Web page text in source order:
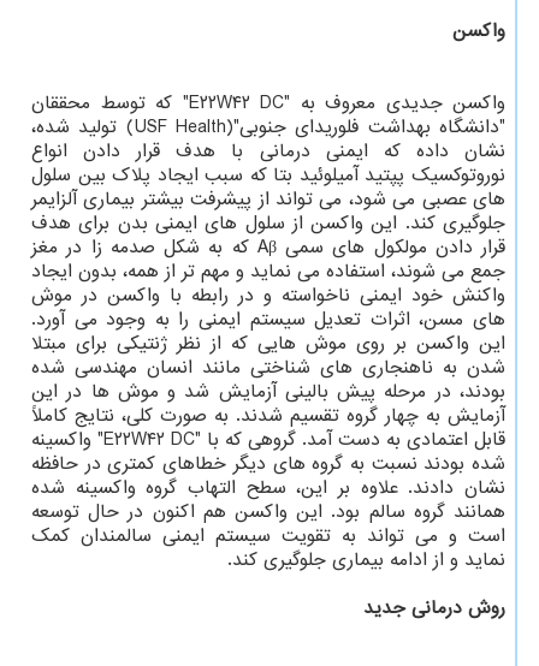
واکسن
واکسن جدیدی معروف به "E۲۲W۴۲ DC" که توسط محققان
"دانشگاه بهداشت فلوریدای جنوبی"(USF Health) تولید شده،
نشان داده که ایمنی درمانی با هدف قرار دادن انواع
نوروتوکسیک پپتید آمیلوئید بتا که سبب ایجاد پلاک بین سلول
های عصبی می شود، می تواند از پیشرفت بیشتر بیماری آلزایمر
جلوگیری کند. این واکسن از سلول های ایمنی بدن برای هدف
قرار دادن مولکول های سمی Aβ که به شکل صدمه زا در مغز
جمع می شوند، استفاده می نماید و مهم تر از همه، بدون ایجاد
واکنش خود ایمنی ناخواسته و در رابطه با واکسن در موش
های مسن، اثرات تعدیل سیستم ایمنی را به وجود می آورد.
این واکسن بر روی موش هایی که از نظر ژنتیکی برای مبتلا
شدن به ناهنجاری های شناختی مانند انسان مهندسی شده
بودند، در مرحله پیش بالینی آزمایش شد و موش ها در این
آزمایش به چهار گروه تقسیم شدند. به صورت کلی، نتایج کاملاً
قابل اعتمادی به دست آمد. گروهی که با "E۲۲W۴۲ DC" واکسینه
شده بودند نسبت به گروه های دیگر خطاهای کمتری در حافظه
نشان دادند. علاوه بر این، سطح التهاب گروه واکسینه شده
همانند گروه سالم بود. این واکسن هم اکنون در حال توسعه
است و می تواند به تقویت سیستم ایمنی سالمندان کمک
نماید و از ادامه بیماری جلوگیری کند.
روش درمانی جدید